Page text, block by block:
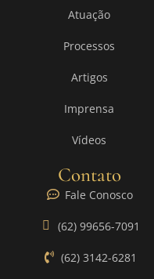
Atuação
Processos
Artigos
Imprensa
Vídeos
Contato
Fale Conosco
(62) 99656-7091
(62) 3142-6281